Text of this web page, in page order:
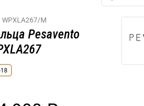
WPXLA267/M
Pesavento